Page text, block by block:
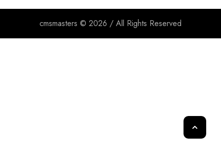
cmsmasters © 2026 / All Rights Reserved